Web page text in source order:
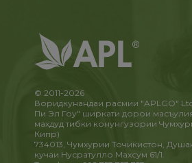
© 2011-2026
Воридкунандаи расмии "APLGO"
Пи Эл Гоу" ширкати дорои
махдуд тибки конунгузории
Кипр)
734013, Чумхурии Точикистон,
кучаи Нусратулло Махсум 61/1.